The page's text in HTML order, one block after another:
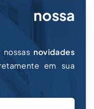
novidades
em sua